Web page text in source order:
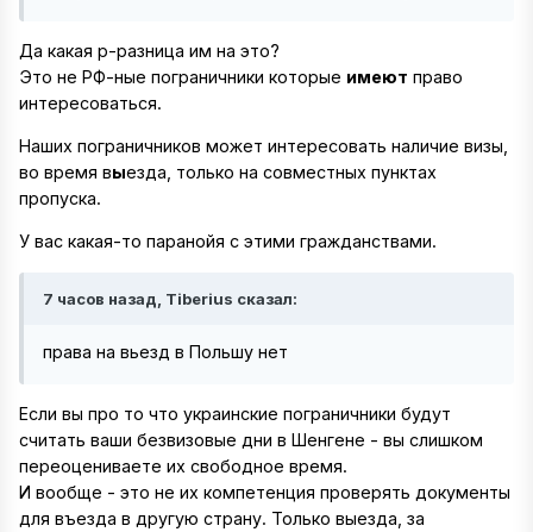
Да какая р-разница им на это?
Это не РФ-ные пограничники которые имеют право
интересоваться.
Наших пограничников может интересовать наличие визы,
во время выезда, только на совместных пунктах
пропуска.
У вас какая-то паранойя с этими гражданствами.
7 часов назад, Tiberius сказал:
права на вьезд в Польшу нет
Если вы про то что украинские пограничники будут
считать ваши безвизовые дни в Шенгене - вы слишком
переоцениваете их свободное время.
И вообще - это не их компетенция проверять документы
для въезда в другую страну. Только выезда, за